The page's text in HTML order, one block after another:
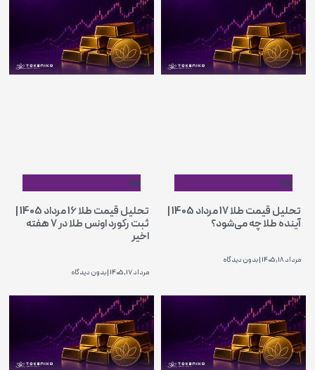
طلا
تحلیل قیمت طلا 17 مرداد 1405 |
آینده طلا چه می‌شود؟
مرداد 18, 1405 بدون دیدگاه
طلا
تحلیل قیمت طلا 16 مرداد 1405 |
ثبت رکورد اونس طلا در ۷ هفته
اخیر
مرداد 17, 1405 بدون دیدگاه